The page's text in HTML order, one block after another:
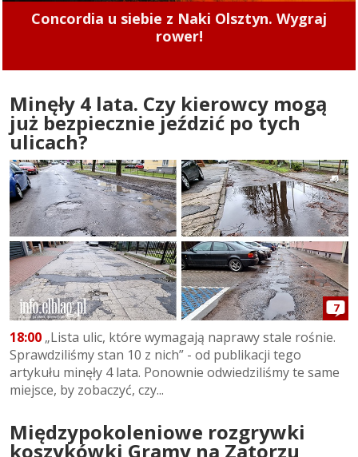
Concordia u siebie z Naki Olsztyn. Wygraj
rower!
Minęły 4 lata. Czy kierowcy mogą
już bezpiecznie jeździć po tych
ulicach?
7
18:00 „Lista ulic, które wymagają naprawy stale rośnie.
Sprawdziliśmy stan 10 z nich” - od publikacji tego
artykułu minęły 4 lata. Ponownie odwiedziliśmy te same
miejsce, by zobaczyć, czy...
Międzypokoleniowe rozgrywki
koszykówki Gramy na Zatorzu